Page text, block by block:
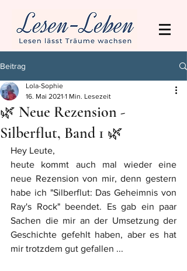
Beitrag
🌿 Neue Rezension -
Silberflut, Band 1 🌿
Lola-Sophie
16. Mai 2021 1 Min. Lesezeit
Hey Leute,
heute kommt auch mal wieder eine
neue Rezension von mir, denn gestern
habe ich "Silberflut: Das Geheimnis von
Ray's Rock" beendet. Es gab ein paar
Sachen die mir an der Umsetzung der
Geschichte gefehlt haben, aber es hat
mir trotzdem gut gefallen ...